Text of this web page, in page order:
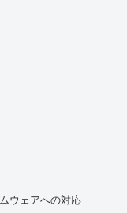
ウェアへの対応